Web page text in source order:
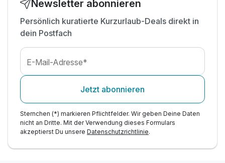
Aufenthalts
Begrüßungsaperitif "Becherovka Lemond"
WLAN-Nutzung
Parkplatznutzung während des gesamten
Aufenthaltes
Newsletter abonnieren
Persönlich kuratierte Kurzurlaub-Deals direkt in
dein Postfach
E-Mail-Adresse*
Jetzt abonnieren
Sternchen (*) markieren Pflichtfelder. Wir geben Deine Daten
nicht an Dritte. Mit der Verwendung dieses Formulars
akzeptierst Du unsere Datenschutzrichtlinie.